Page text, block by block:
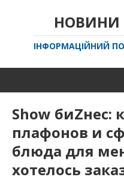
НОВИНИ
ІНФОРМАЦІЙНИЙ
Show биZнес:
плафонов и
блюда для
хотелось